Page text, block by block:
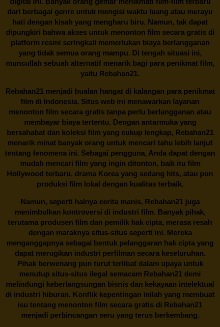
dari berbagai genre untuk mengisi waktu luang atau merayu
hati dengan kisah yang mengharu biru. Namun, tak dapat
dipungkiri bahwa akses untuk menonton film secara gratis di
platform resmi seringkali memerlukan biaya berlangganan
yang tidak semua orang mampu. Di tengah situasi ini,
muncullah sebuah alternatif menarik bagi para penikmat film,
yaitu Rebahan21.
Rebahan21menjadi bualan hangat di kalangan para penikmat
film di Indonesia. Situs web ini menawarkan layanan
menonton film secara gratis tanpa perlu berlangganan atau
membayar biaya tertentu. Dengan antarmuka yang
bersahabat dan koleksi film yang cukup lengkap, Rebahan21
menarik minat banyak orang untuk mencari tahu lebih lanjut
tentang fenomena ini. Sebagai pengguna, Anda dapat dengan
mudah mencari film yang ingin ditonton, baik itu film
Hollywood terbaru, drama Korea yang sedang hits, atau pun
produksi film lokal dengan kualitas terbaik.
Namun, seperti halnya cerita manis, Rebahan21juga
menimbulkan kontroversi di industri film. Banyak pihak,
terutama produsen film dan pemilik hak cipta, merasa resah
dengan maraknya situs-situs seperti ini. Mereka
menganggapnya sebagai bentuk pelanggaran hak cipta yang
dapat merugikan industri perfilman secara keseluruhan.
Pihak berwenang pun turut terlibat dalam upaya untuk
menutup situs-situs ilegal semacam Rebahan21 demi
melindungi keberlangsungan bisnis dan kekayaan intelektual
di industri hiburan. Konflik kepentingan inilah yang membuat
isu tentang menonton film secara gratis di Rebahan21
menjadi perbincangan seru yang terus berkembang.